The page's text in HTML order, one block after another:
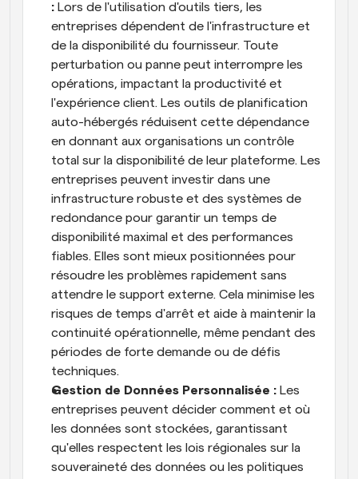
: Lors de l'utilisation d'outils tiers, les
entreprises dépendent de l'infrastructure et
de la disponibilité du fournisseur. Toute
perturbation ou panne peut interrompre les
opérations, impactant la productivité et
l'expérience client. Les outils de planification
auto-hébergés réduisent cette dépendance
en donnant aux organisations un contrôle
total sur la disponibilité de leur plateforme. Les
entreprises peuvent investir dans une
infrastructure robuste et des systèmes de
redondance pour garantir un temps de
disponibilité maximal et des performances
fiables. Elles sont mieux positionnées pour
résoudre les problèmes rapidement sans
attendre le support externe. Cela minimise les
risques de temps d'arrêt et aide à maintenir la
continuité opérationnelle, même pendant des
périodes de forte demande ou de défis
techniques.
Gestion de Données Personnalisée : Les
entreprises peuvent décider comment et où
les données sont stockées, garantissant
qu'elles respectent les lois régionales sur la
souveraineté des données ou les politiques